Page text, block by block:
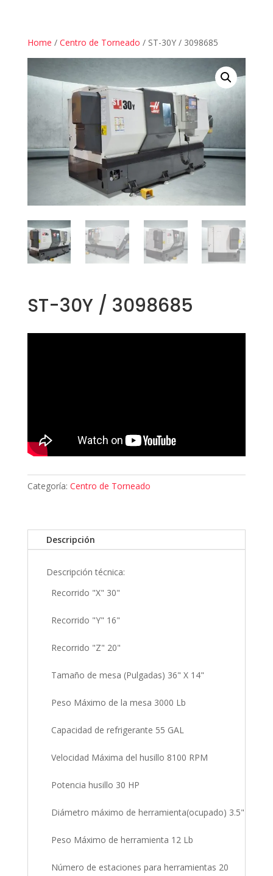
Home / Centro de Torneado / ST-30Y / 3098685
ST-30Y / 3098685
Categoría: Centro de Torneado
Descripción
Descripción técnica:
Recorrido "X" 30"
Recorrido "Y" 16"
Recorrido "Z" 20"
Tamaño de mesa (Pulgadas) 36" X 14"
Peso Máximo de la mesa 3000 Lb
Capacidad de refrigerante 55 GAL
Velocidad Máxima del husillo 8100 RPM
Potencia husillo 30 HP
Diámetro máximo de herramienta(ocupado) 3.5"
Peso Máximo de herramienta 12 Lb
Número de estaciones para herramientas 20